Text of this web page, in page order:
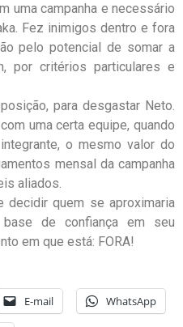
uma campanha e necessário
Fez inimigos dentro e fora
pelo potencial de somar a
por critérios particulares e
para desgastar Neto.
uma certa equipe, quando
o mesmo valor do
mensal da campanha
aliados.
decidir quem se aproximaria
de confiança em seu
em que está: FORA!
E-mail WhatsApp